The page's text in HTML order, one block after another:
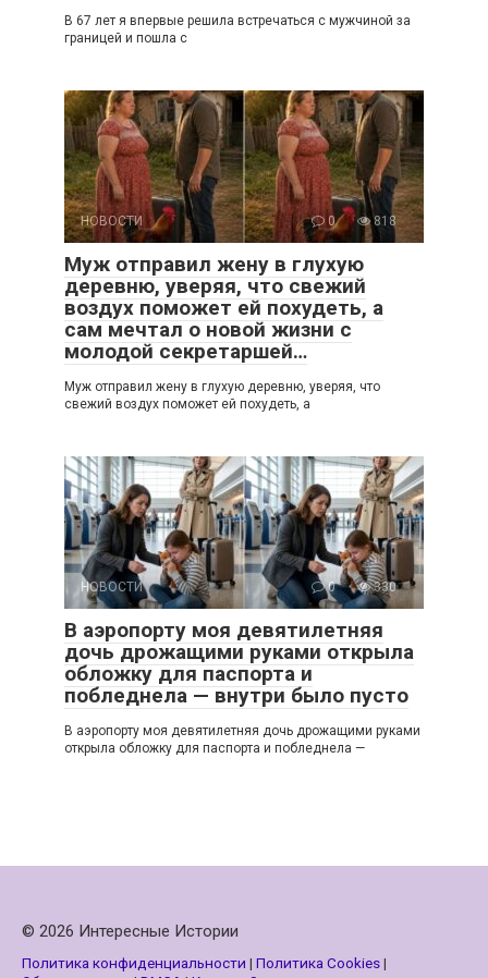
В 67 лет я впервые решила встречаться с мужчиной за
границей и пошла с
НОВОСТИ 0 818
Муж отправил жену в глухую
деревню, уверяя, что свежий
воздух поможет ей похудеть, а
сам мечтал о новой жизни с
молодой секретаршей…
Муж отправил жену в глухую деревню, уверяя, что
свежий воздух поможет ей похудеть, а
НОВОСТИ 0 330
В аэропорту моя девятилетняя
дочь дрожащими руками открыла
обложку для паспорта и
побледнела — внутри было пусто
В аэропорту моя девятилетняя дочь дрожащими руками
открыла обложку для паспорта и побледнела —
© 2026 Интересные Истории
Политика конфиденциальности | Политика Cookies|